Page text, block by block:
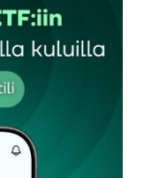
Pakolliset